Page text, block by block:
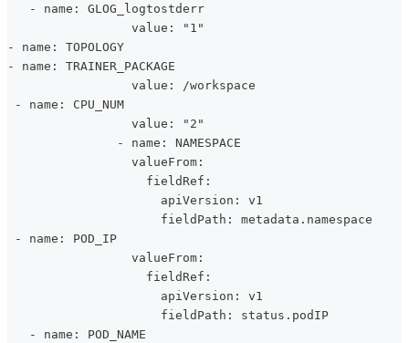
   - name: GLOG_logtostderr
                 value: "1"
- name: TOPOLOGY
- name: TRAINER_PACKAGE
                 value: /workspace
- name: CPU_NUM
                 value: "2"
               - name: NAMESPACE
                 valueFrom:
                   fieldRef:
                     apiVersion: v1
                     fieldPath: metadata.namespace
- name: POD_IP
                 valueFrom:
                   fieldRef:
                     apiVersion: v1
                     fieldPath: status.podIP
   - name: POD_NAME